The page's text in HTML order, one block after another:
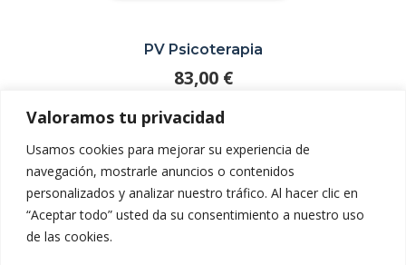
Valoramos tu privacidad
Usamos cookies para mejorar su experiencia de
navegación, mostrarle anuncios o contenidos
personalizados y analizar nuestro tráfico. Al hacer clic en
“Aceptar todo” usted da su consentimiento a nuestro uso
de las cookies.
PV Psicoterapia
83,00 €
AÑADIR AL CARRITO